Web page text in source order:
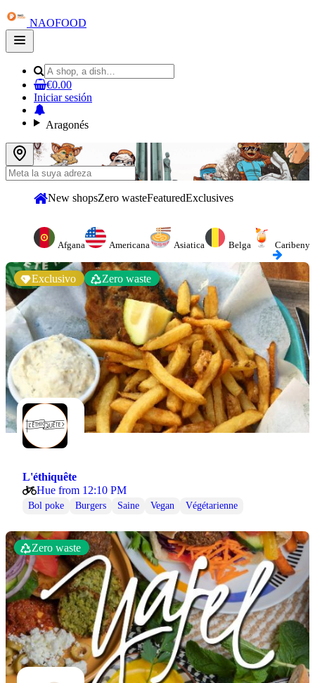
NAOFOOD
Open
main
€0.00
Iniciar sesión
Aragonés
New shopsZero wasteFeaturedExclusives
Afgana Americana Asiatica Belga Caribenya
Exclusivo Zero waste
L'éthiquête
Hue from 12:10 PM
Bol poke Burgers Saine Vegan Végétarienne
Zero waste